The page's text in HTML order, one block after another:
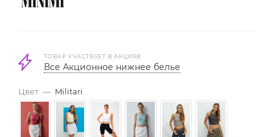
ТОВАР УЧАСТВУЕТ В АКЦИЯХ
Все Акционное нижнее белье
Цвет — Militari